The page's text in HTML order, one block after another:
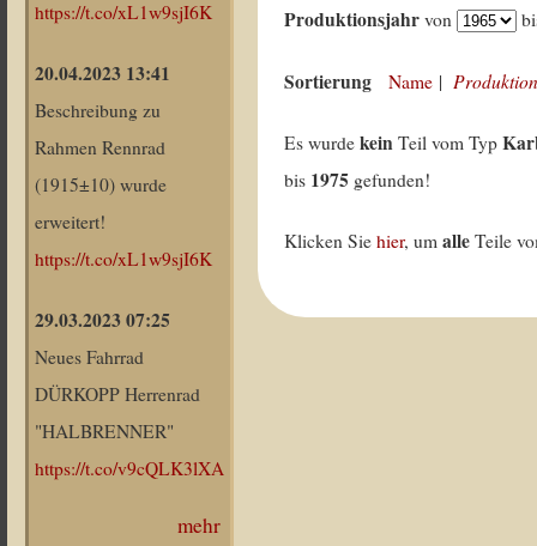
https://t.co/xL1w9sjI6K
20.04.2023 13:41
Beschreibung zu
Rahmen Rennrad
(1915±10) wurde
erweitert!
https://t.co/xL1w9sjI6K
29.03.2023 07:25
Neues Fahrrad
DÜRKOPP Herrenrad
"HALBRENNER"
https://t.co/v9cQLK3lXA
mehr
Produktionsjahr von
Sortierung Name |
Es wurdekein Teil vom Typ
bis 1975 gefunden!
Klicken Siehier, umalle Teile